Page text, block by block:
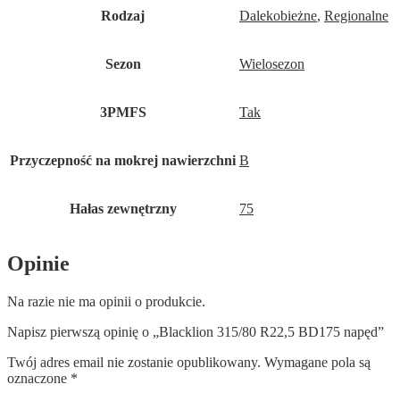
Rodzaj Dalekobieżne, Regionalne
Sezon Wielosezon
3PMFS Tak
Przyczepność na mokrej nawierzchni B
Hałas zewnętrzny 75
Opinie
Na razie nie ma opinii o produkcie.
Napisz pierwszą opinię o „Blacklion 315/80 R22,5 BD175 napęd”
Twój adres email nie zostanie opublikowany. Wymagane pola są
oznaczone *